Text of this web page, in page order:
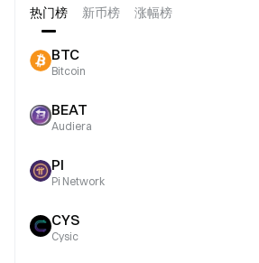
热门榜 新币榜 涨幅榜
BTC
Bitcoin
BEAT
Audiera
PI
Pi Network
CYS
Cysic